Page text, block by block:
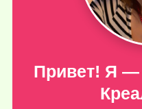
Привет! Я —